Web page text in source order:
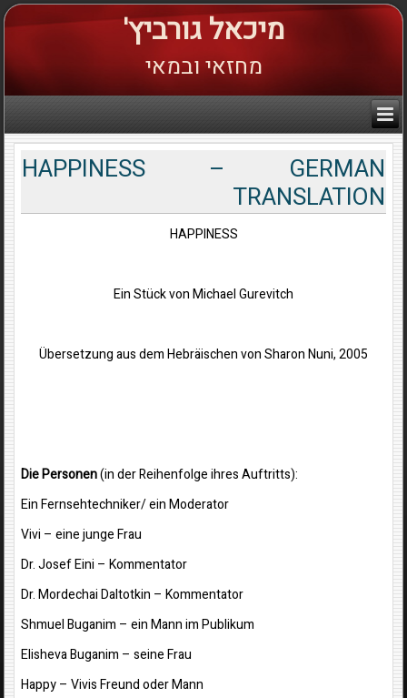
מיכאל גורביץ'
מחזאי ובמאי
HAPPINESS – GERMAN
TRANSLATION
HAPPINESS
Ein Stück von Michael Gurevitch
Übersetzung aus dem Hebräischen von Sharon Nuni, 2005
Die Personen(in der Reihenfolge ihres Auftritts):
Ein Fernsehtechniker/ ein Moderator
Vivi – eine junge Frau
Dr. Josef Eini – Kommentator
Dr. Mordechai Daltotkin – Kommentator
Shmuel Buganim – ein Mann im Publikum
Elisheva Buganim – seine Frau
Happy – Vivis Freund oder Mann